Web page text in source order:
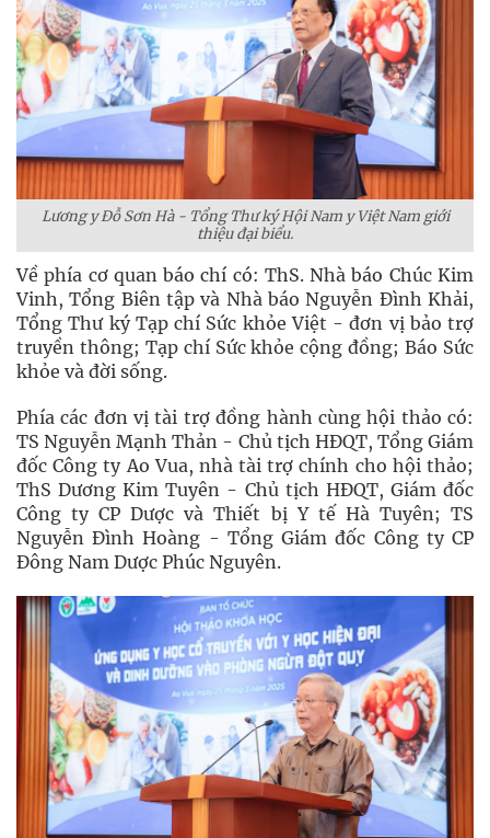
Lương y Đỗ Sơn Hà - Tổng Thư ký Hội Nam y Việt Nam giới
thiệu đại biểu.
Về phía cơ quan báo chí có: ThS. Nhà báo Chúc Kim
Vinh, Tổng Biên tập và Nhà báo Nguyễn Đình Khải,
Tổng Thư ký Tạp chí Sức khỏe Việt - đơn vị bảo trợ
truyền thông; Tạp chí Sức khỏe cộng đồng; Báo Sức
khỏe và đời sống.
Phía các đơn vị tài trợ đồng hành cùng hội thảo có:
TS Nguyễn Mạnh Thản - Chủ tịch HĐQT, Tổng Giám
đốc Công ty Ao Vua, nhà tài trợ chính cho hội thảo;
ThS Dương Kim Tuyên - Chủ tịch HĐQT, Giám đốc
Công ty CP Dược và Thiết bị Y tế Hà Tuyên; TS
Nguyễn Đình Hoàng - Tổng Giám đốc Công ty CP
Đông Nam Dược Phúc Nguyên.